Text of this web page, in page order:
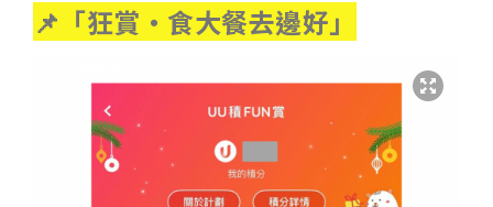
📌「狂賞‧食大餐去邊好」